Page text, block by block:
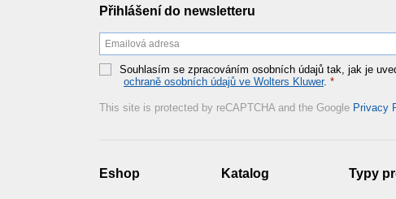
Přihlášení do newsletteru
Souhlasím se zpracováním osobních údajů tak, jak je
ochraně osobních údajů ve Wolters Kluwer. *
This site is protected by reCAPTCHA and the Google Privacy
Eshop Katalog Typy